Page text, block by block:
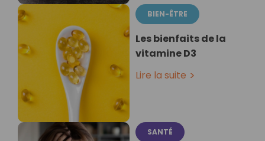
BIEN-ÊTRE
Les bienfaits de la
vitamine D3
Lire la suite
SANTÉ